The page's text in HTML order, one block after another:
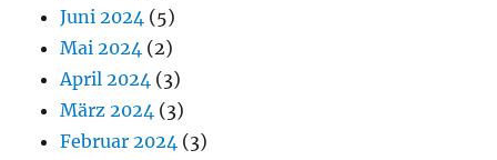
Juni 2024 (5)
Mai 2024 (2)
April 2024 (3)
März 2024 (3)
Februar 2024 (3)